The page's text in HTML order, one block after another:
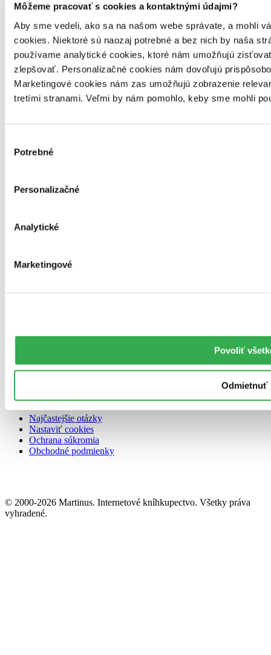
Môžeme pracovať s cookies a kontaktnými údajmi?
Aby sme vedeli, ako sa na našom webe správate, a mohli
cookies. Niektoré sú naozaj potrebné a bez nich by naša
používame analytické cookies, ktoré nám umožňujú
zlepšovať. Personalizačné cookies nám dovoľujú
Marketingové cookies nám zas umožňujú zobrazenie
tretími stranami. Veľmi by nám pomohlo, keby sme mohli
súhlasu
Potrebné
Personalizačné
Analytické
Marketingové
Povoliť
Odmietnuť
Jakub Šuták
18. marca 2026
Poznáte ten pocit, keď otvoríte knihu a o pár hodín zistíte, že ste už
takmer na konci? Že stránky miznú jedna za druhou, príbeh vás
vtiahne a vy sa pristihnete, že „ešte jednu kapitolu“ sa zmenilo na
polovicu knihy? Presne o takých knihách je naša kolekcia Knihy,
ktoré sa čítajú samy. Sú to príbehy, ktoré […]
Prihlás sa na odber nášho newslettra.
© 2000-2024 Martinus. Internetové kníhkupectvo. Všetky
práva vyhradené.
Sledujte nás na sociálnych sieťach:
Najčastejšie otázky
Nastaviť cookies
Ochrana súkromia
Obchodné podmienky
© 2000-2026 Martinus. Internetové kníhkupectvo. Všetky práva
vyhradené.